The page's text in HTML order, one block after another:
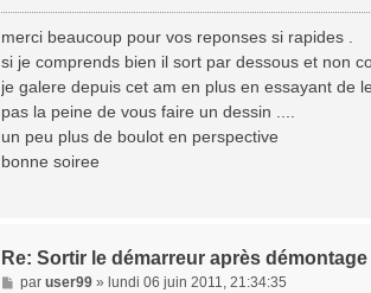
e
s
s
a
g
e
merci beaucoup pour vos reponses si rapides .
si je comprends bien il sort par dessous et non
je galere depuis cet am en plus en essayant de
pas la peine de vous faire un dessin ....
un peu plus de boulot en perspective
bonne soiree
Re: Sortir le démarreur après démontage
M
par user99» lundi 06 juin 2011, 21:34:35